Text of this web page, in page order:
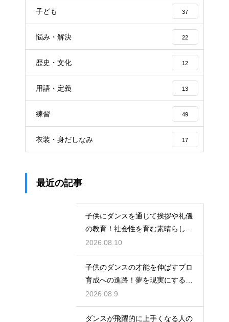
子ども 37
悩み・解決 22
歴史・文化 12
用語・定義 13
練習 49
衣装・身だしなみ 17
最近の記事
子供にダンスを通じて挨拶や礼儀
の教育！社会性を育む素晴らしい
習い事
2026.08.10
子供のダンスの才能を伸ばすプロ
育成への進路！夢を現実にするス
テップ
2026.08.9
ダンスが飛躍的に上手くなる人の